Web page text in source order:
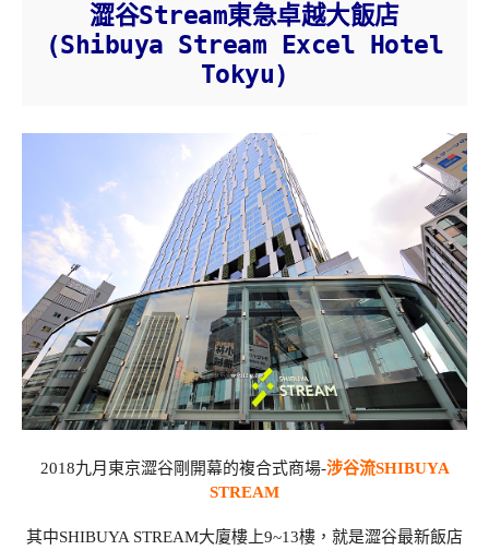
澀谷Stream東急卓越大飯店
(Shibuya Stream Excel Hotel
Tokyu)
2018九月東京澀谷剛開幕的複合式商場-涉谷流SHIBUYA
STREAM
其中SHIBUYA STREAM大廈樓上9~13樓，就是澀谷最新飯店